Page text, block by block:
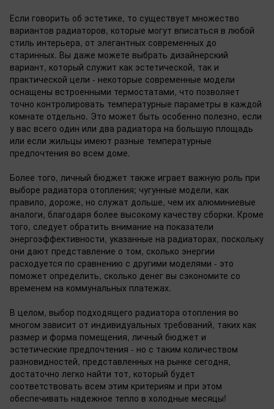
Если говорить об эстетике, то существует множество
вариантов радиаторов, которые могут вписаться в любой
стиль интерьера, от элегантных современных до
старинных. Вы даже можете выбрать дизайнерский
вариант, который служит как эстетической, так и
практической цели - некоторые современные модели
оснащены встроенными термостатами, что позволяет
точно контролировать температурные параметры в каждой
комнате отдельно. Это может быть особенно полезно, если
у вас всего один или два радиатора на большую площадь
или если жильцы имеют разные температурные
предпочтения во всем доме.
Более того, личный бюджет также играет важную роль при
выборе радиатора отопления; чугунные модели, как
правило, дороже, но служат дольше, чем их алюминиевые
аналоги, благодаря более высокому качеству сборки. Кроме
того, следует обратить внимание на показатели
энергоэффективности, указанные на радиаторах, поскольку
они дают представление о том, сколько энергии
расходуется по сравнению с другими моделями - это
поможет определить, сколько денег вы сэкономите со
временем на коммунальных платежах.
В целом, выбор подходящего радиатора отопления во
многом зависит от индивидуальных требований, таких как
размер и форма помещения, личный бюджет и
эстетические предпочтения - но с таким количеством
разновидностей, представленных на рынке сегодня,
достаточно легко найти тот, который будет
соответствовать всем этим критериям и при этом
обеспечивать надежное тепло в холодные месяцы!